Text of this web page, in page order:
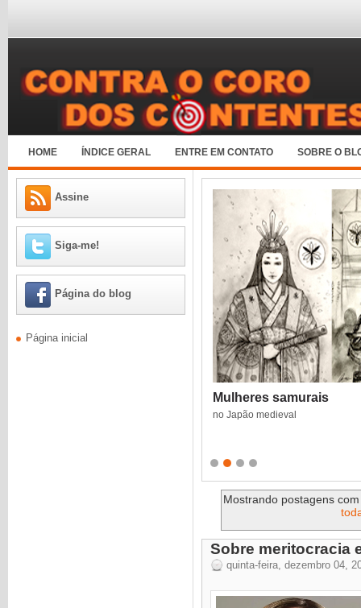
HOME ÍNDICE GERAL ENTRE EM CONTATO SOBRE O
Assine
Siga-me!
Página do blog
Página inicial
Mulheres samurais
no Japão medieval
Mostrando postagens
Sobre meritocracia
quinta-feira, dezembro 04,